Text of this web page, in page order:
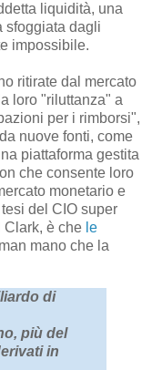
liquidità, una
sfoggiata dagli
impossibile.
ritirate dal mercato
loro "riluttanza" a
per i rimborsi",
nuove fonti, come
piattaforma gestita
che consente loro
monetario e
del CIO super
Clark, è che le
man mano che la
di
più del
​​in